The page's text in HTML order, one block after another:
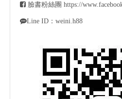
 臉書粉絲團 https://
Line ID：weini.h88